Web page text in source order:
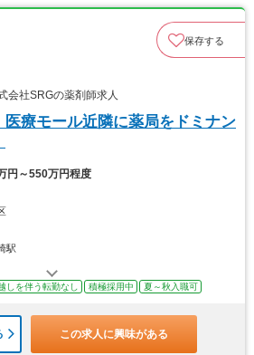
保存する
社SRGの薬剤師求人
医療モール近隣に薬局をドミナン
円～550万円程度
駅
しを伴う転勤なし 積極採用中 夏～秋入職可
この求人に興味がある